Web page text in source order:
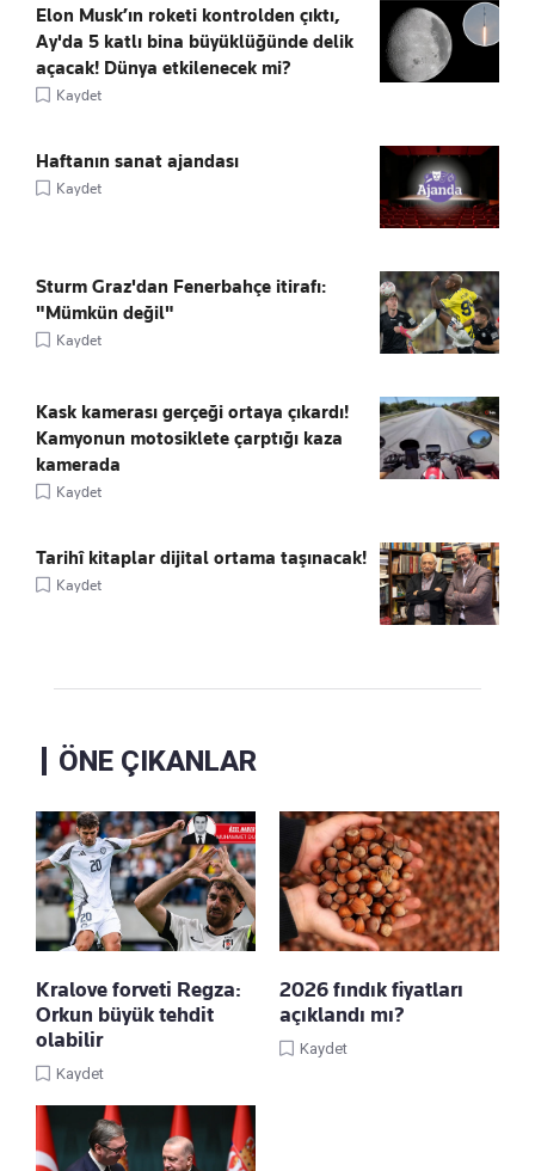
Elon Musk’ın roketi kontrolden çıktı,
Ay'da 5 katlı bina büyüklüğünde delik
açacak! Dünya etkilenecek mi?
Kaydet
Haftanın sanat ajandası
Kaydet
Sturm Graz'dan Fenerbahçe itirafı:
"Mümkün değil"
Kaydet
Kask kamerası gerçeği ortaya çıkardı!
Kamyonun motosiklete çarptığı kaza
kamerada
Kaydet
Tarihî kitaplar dijital ortama taşınacak!
Kaydet
ÖNE ÇIKANLAR
Kralove forveti Regza:
Orkun büyük tehdit
olabilir
Kaydet
2026 fındık fiyatları
açıklandı mı?
Kaydet